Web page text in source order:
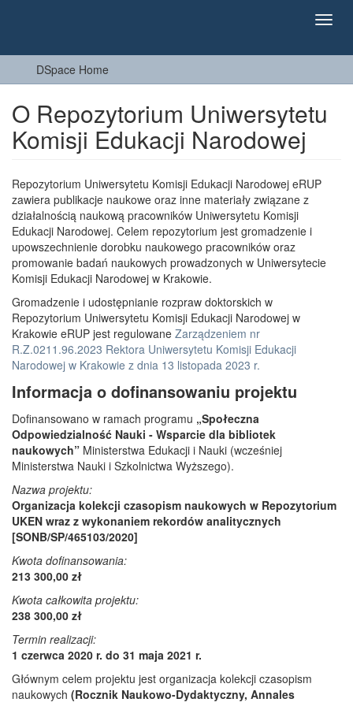
DSpace Home
O Repozytorium Uniwersytetu
Komisji Edukacji Narodowej
Repozytorium Uniwersytetu Komisji Edukacji Narodowej eRUP
zawiera publikacje naukowe oraz inne materiały związane z
działalnością naukową pracowników Uniwersytetu Komisji
Edukacji Narodowej. Celem repozytorium jest gromadzenie i
upowszechnienie dorobku naukowego pracowników oraz
promowanie badań naukowych prowadzonych w Uniwersytecie
Komisji Edukacji Narodowej w Krakowie.
Gromadzenie i udostępnianie rozpraw doktorskich w
Repozytorium Uniwersytetu Komisji Edukacji Narodowej w
Krakowie eRUP jest regulowane Zarządzeniem nr
R.Z.0211.96.2023 Rektora Uniwersytetu Komisji Edukacji
Narodowej w Krakowie z dnia 13 listopada 2023 r.
Informacja o dofinansowaniu projektu
Dofinansowano w ramach programu „Społeczna
Odpowiedzialność Nauki - Wsparcie dla bibliotek
naukowych” Ministerstwa Edukacji i Nauki (wcześniej
Ministerstwa Nauki i Szkolnictwa Wyższego).
Nazwa projektu:
Organizacja kolekcji czasopism naukowych w Repozytorium
UKEN wraz z wykonaniem rekordów analitycznych
[SONB/SP/465103/2020]
Kwota dofinansowania:
213 300,00 zł
Kwota całkowita projektu:
238 300,00 zł
Termin realizacji:
1 czerwca 2020 r. do 31 maja 2021 r.
Głównym celem projektu jest organizacja kolekcji czasopism
naukowych (Rocznik Naukowo-Dydaktyczny, Annales